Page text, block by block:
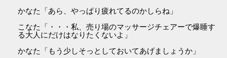
かなた「あら、やっぱり疲れてるのかしらね」
こなた「・・・私、売り場のマッサージチェアーで爆睡す
る大人にだけはなりたくないよ」
かなた「もう少しそっとしておいてあげましょうか」